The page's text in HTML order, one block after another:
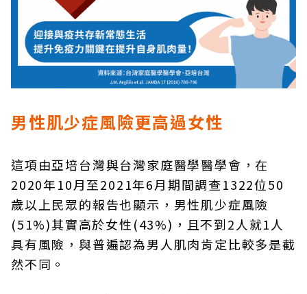
男性肌少症風險更高過女性
這項由亞培台灣與台灣家庭醫學醫學會，在
2020年10月至2021年6月期間調查1322位50
歲以上民眾的報告也顯示，男性肌少症風險
(51%)其實高於女性(43%)，且不到2人就1人
具有風險，與普遍認為男人肌肉肯定比較多是截
然不同。